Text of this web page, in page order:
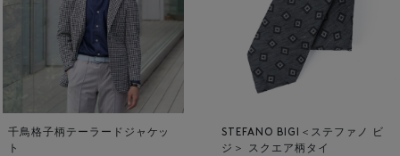
千鳥格子柄テーラードジャケッ
ト
STEFANO BIGI＜ステファノ ビ
ジ＞ スクエア柄タイ